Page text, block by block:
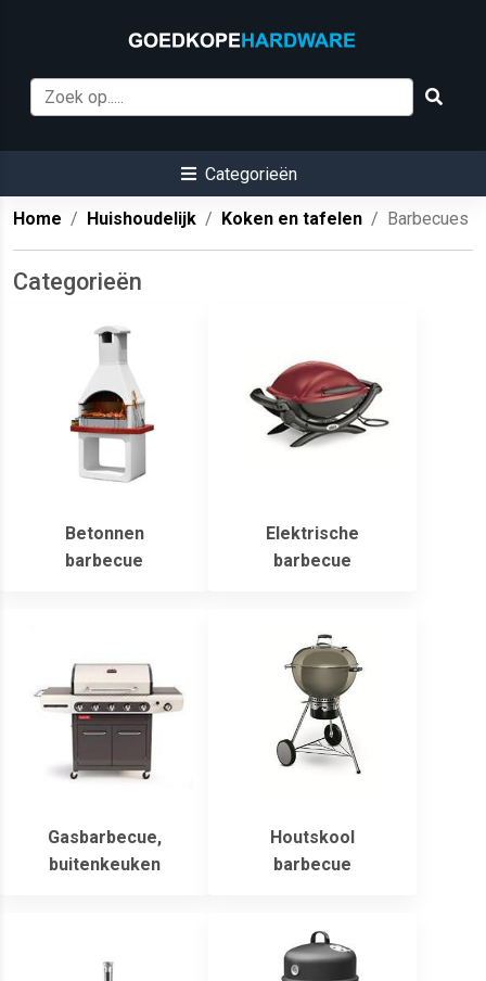
Categorieën
Home Huishoudelijk Koken en tafelen Barbecues
Categorieën
Betonnen
barbecue
Elektrische
barbecue
Gasbarbecue,
buitenkeuken
Houtskool
barbecue